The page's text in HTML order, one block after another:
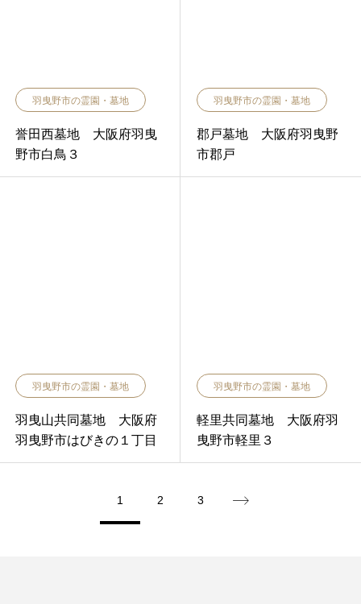
羽曳野市の霊園・墓地
誉田西墓地 大阪府羽曳
野市白鳥３
羽曳野市の霊園・墓地
郡戸墓地 大阪府羽曳野
市郡戸
羽曳野市の霊園・墓地
羽曳山共同墓地 大阪府
羽曳野市はびきの１丁目
羽曳野市の霊園・墓地
軽里共同墓地 大阪府羽
曳野市軽里３
1 2 3